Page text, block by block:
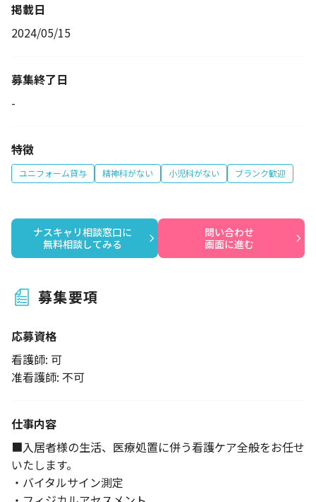
掲載日
2024/05/15
募集終了日
-
特徴
ユニフォーム貸与 精神科がない 小児科がない ブランク歓迎
ナスキャリ相談窓口に
無料相談してみる
問い合わせ
画面に進む
募集要項
応募資格
看護師: 可
准看護師: 不可
仕事内容
■入居者様の生活、医療処置に併う看護ケア全般をお任せ
いたします。
・バイタルサイン測定